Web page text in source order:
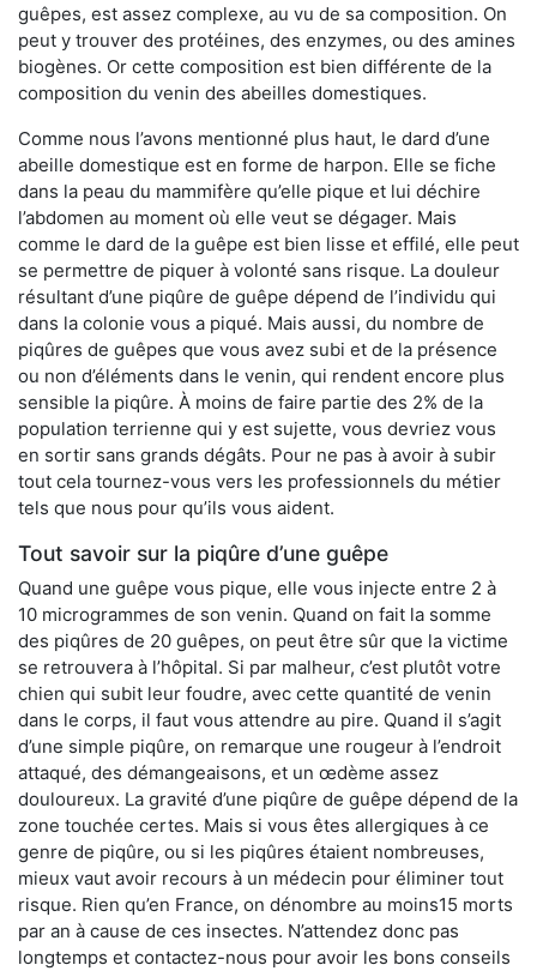
guêpes, est assez complexe, au vu de sa composition. On
peut y trouver des protéines, des enzymes, ou des amines
biogènes. Or cette composition est bien différente de la
composition du venin des abeilles domestiques.
Comme nous l’avons mentionné plus haut, le dard d’une
abeille domestique est en forme de harpon. Elle se fiche
dans la peau du mammifère qu’elle pique et lui déchire
l’abdomen au moment où elle veut se dégager. Mais
comme le dard de la guêpe est bien lisse et effilé, elle peut
se permettre de piquer à volonté sans risque. La douleur
résultant d’une piqûre de guêpe dépend de l’individu qui
dans la colonie vous a piqué. Mais aussi, du nombre de
piqûres de guêpes que vous avez subi et de la présence
ou non d’éléments dans le venin, qui rendent encore plus
sensible la piqûre. À moins de faire partie des 2% de la
population terrienne qui y est sujette, vous devriez vous
en sortir sans grands dégâts. Pour ne pas à avoir à subir
tout cela tournez-vous vers les professionnels du métier
tels que nous pour qu’ils vous aident.
Tout savoir sur la piqûre d’une guêpe
Quand une guêpe vous pique, elle vous injecte entre 2 à
10 microgrammes de son venin. Quand on fait la somme
des piqûres de 20 guêpes, on peut être sûr que la victime
se retrouvera à l’hôpital. Si par malheur, c’est plutôt votre
chien qui subit leur foudre, avec cette quantité de venin
dans le corps, il faut vous attendre au pire. Quand il s’agit
d’une simple piqûre, on remarque une rougeur à l’endroit
attaqué, des démangeaisons, et un œdème assez
douloureux. La gravité d’une piqûre de guêpe dépend de la
zone touchée certes. Mais si vous êtes allergiques à ce
genre de piqûre, ou si les piqûres étaient nombreuses,
mieux vaut avoir recours à un médecin pour éliminer tout
risque. Rien qu’en France, on dénombre au moins15 morts
par an à cause de ces insectes. N’attendez donc pas
longtemps et contactez-nous pour avoir les bons conseils